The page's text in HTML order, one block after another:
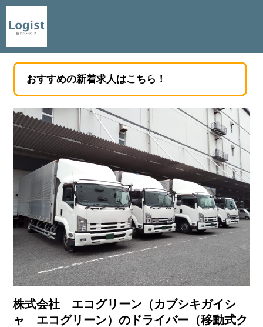
おすすめの新着求人はこちら！
株式会社 エコグリーン（カブシキガイシ
ャ エコグリーン）のドライバー（移動式ク